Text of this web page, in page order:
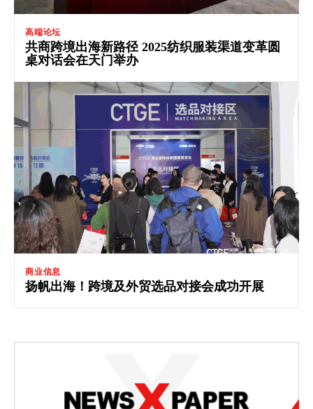
高端论坛
共商跨境出海新路径 2025纺织服装渠道变革圆
桌对话会在天门举办
商业信息
扬帆出海！跨境及外贸选品对接会成功开展